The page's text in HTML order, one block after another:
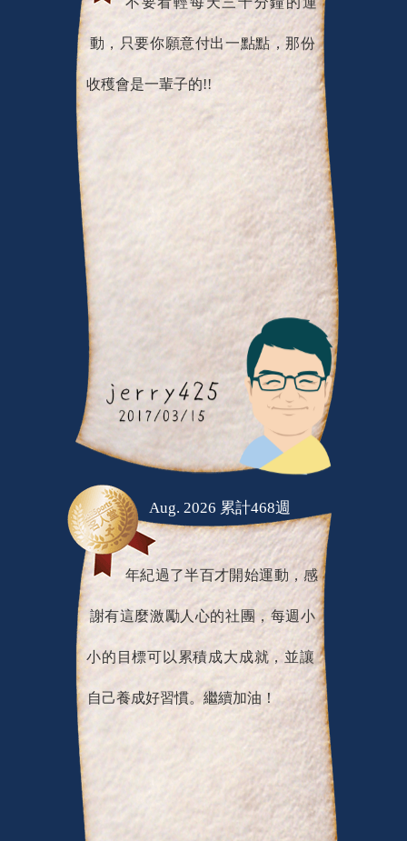
動，只要你願意付出一點點，那份
Aug. 2026 累計468週
年紀過了半百才開始運動，感
謝有這麼激勵人心的社團，每週小
小的目標可以累積成大成就，並讓
自己養成好習慣。繼續加油！